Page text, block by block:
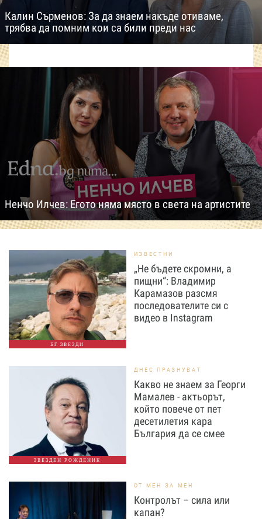
Калин Сърменов: За да знаем накъде отиваме,
трябва да помним кои са били преди нас
Ненчо Илчев: Егото няма място в света на артистите
БГ ЗВЕЗДИ
ИЗВЕСТНИ
„Не бъдете скромни, а
пищни“: Владимир
Карамазов разсмя
последователите си с
видео в Instagram
ЗВЕЗДЕН РОЖДЕНИК
ДНЕС ПРАЗНУВАТ
Какво не знаем за Георги
Мамалев - актьорът,
който повече от пет
десетилетия кара
България да се смее
ОТ МЕН ЗА МЕН
Контролът – сила или
капан?